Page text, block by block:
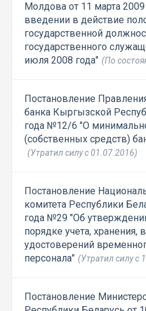
Молдова от 11 марта
введении в действие
государственной
государственного
июля 2008 года" (По
Постановление
банка Кыргызской
года №12/6 "О
(собственных средств)
(Утратил силу с 01.07.2016)
Постановление
комитета Республики
года №29 "Об
порядке учета, хранения,
удостоверений
персонала" (Утратил силу с
Постановление